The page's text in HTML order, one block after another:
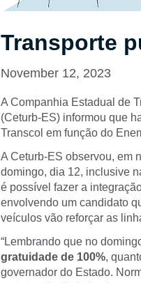
Transporte
November 12, 2023
A Companhia Estadual de
(Ceturb-ES) informou que
Transcol em função do
A Ceturb-ES observou, em
domingo, dia 12, inclusive
é possível fazer a
envolvendo um candidato
veículos vão reforçar as
“Lembrando que no
gratuidade de 100%,
governador do Estado.